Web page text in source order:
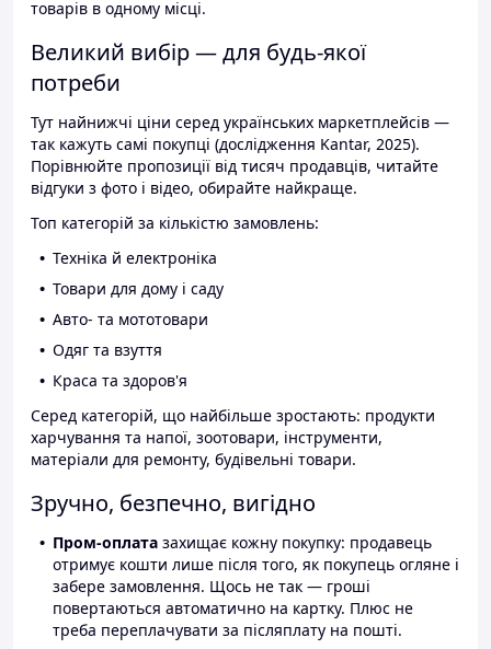
товарів в одному місці.
Великий вибір — для будь-якої
потреби
Тут найнижчі ціни серед українських маркетплейсів —
так кажуть самі покупці (дослідження Kantar, 2025).
Порівнюйте пропозиції від тисяч продавців, читайте
відгуки з фото і відео, обирайте найкраще.
Топ категорій за кількістю замовлень:
Техніка й електроніка
Товари для дому і саду
Авто- та мототовари
Одяг та взуття
Краса та здоров'я
Серед категорій, що найбільше зростають: продукти
харчування та напої, зоотовари, інструменти,
матеріали для ремонту, будівельні товари.
Зручно, безпечно, вигідно
Пром-оплата захищає кожну покупку: продавець
отримує кошти лише після того, як покупець огляне і
забере замовлення. Щось не так — гроші
повертаються автоматично на картку. Плюс не
треба переплачувати за післяплату на пошті.